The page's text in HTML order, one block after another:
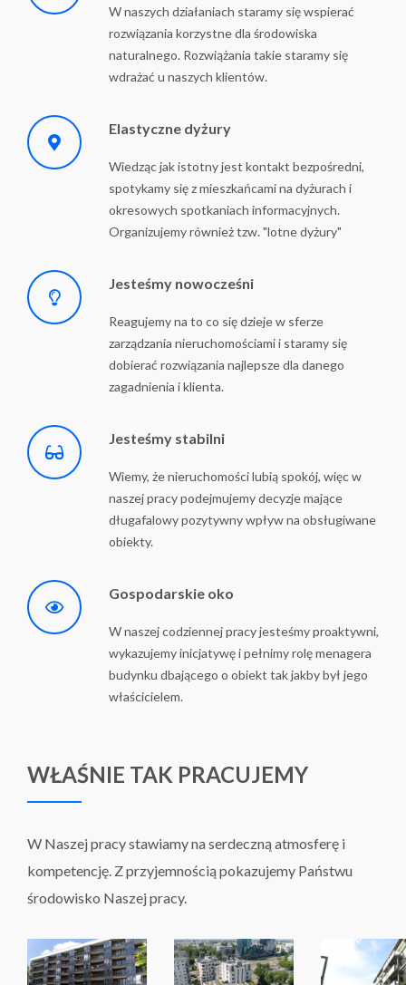
W naszych działaniach staramy się wspierać
rozwiązania korzystne dla środowiska
naturalnego. Rozwiążania takie staramy się
wdrażać u naszych klientów.
Elastyczne dyżury
Wiedząc jak istotny jest kontakt bezpośredni,
spotykamy się z mieszkańcami na dyżurach i
okresowych spotkaniach informacyjnych.
Organizujemy również tzw. "lotne dyżury"
Jesteśmy nowocześni
Reagujemy na to co się dzieje w sferze
zarządzania nieruchomościami i staramy się
dobierać rozwiązania najlepsze dla danego
zagadnienia i klienta.
Jesteśmy stabilni
Wiemy, że nieruchomości lubią spokój, więc w
naszej pracy podejmujemy decyzje mające
długafalowy pozytywny wpływ na obsługiwane
obiekty.
Gospodarskie oko
W naszej codziennej pracy jesteśmy proaktywni,
wykazujemy inicjatywę i pełnimy rolę menagera
budynku dbającego o obiekt tak jakby był jego
właścicielem.
WŁAŚNIE TAK PRACUJEMY
W Naszej pracy stawiamy na serdeczną atmosferę i
kompetencję. Z przyjemnością pokazujemy Państwu
środowisko Naszej pracy.